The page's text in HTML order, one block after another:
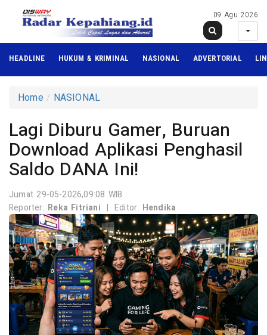
09 Agu 2026
HEADLINE HUKUM & KRIMINAL NASIONAL ADVERTORIAL
Home NASIONAL
Lagi Diburu Gamer, Buruan
Download Aplikasi Penghasil
Saldo DANA Ini!
Jumat 29-05-2026,09:08 WIB
Reporter: Reka Fitriani | Editor: Hendika